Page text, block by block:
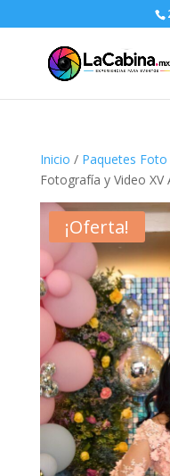
Inicio / Paquetes Foto
Fotografía y Video XV
¡Oferta!